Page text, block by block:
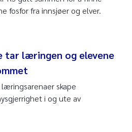
fosfor fra innsjøer og elver.
tar læringen og elevene
læringsarenaer skape
i og ute av